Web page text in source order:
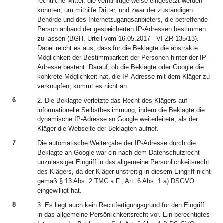
könnten, um mithilfe Dritter, und zwar der zuständigen
Behörde und des Internetzugangsanbieters, die betreffende
Person anhand der gespeicherten IP-Adressen bestimmen
zu lassen (BGH, Urteil vom 16.05.2017 - VI ZR 135/13).
Dabei reicht es aus, dass für die Beklagte die abstrakte
Möglichkeit der Bestimmbarkeit der Personen hinter der IP-
Adresse besteht. Darauf, ob die Beklagte oder Google die
konkrete Möglichkeit hat, die IP-Adresse mit dem Kläger zu
verknüpfen, kommt es nicht an.
6
2. Die Beklagte verletzte das Recht des Klägers auf
informationelle Selbstbestimmung, indem die Beklagte die
dynamische IP-Adresse an Google weiterleitete, als der
Kläger die Webseite der Beklagten aufrief.
7
Die automatische Weitergabe der IP-Adresse durch die
Beklagte an Google war ein nach dem Datenschutzrecht
unzulässiger Eingriff in das allgemeine Persönlichkeitsrecht
des Klägers, da der Kläger unstreitig in diesem Eingriff nicht
gemäß § 13 Abs. 2 TMG a.F., Art. 6 Abs. 1 a) DSGVO
eingewilligt hat.
8
3. Es liegt auch kein Rechtfertigungsgrund für den Eingriff
in das allgemeine Persönlichkeitsrecht vor. Ein berechtigtes